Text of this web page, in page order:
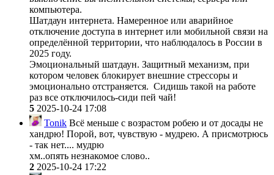
компьютера.
Шатдаун интернета. Намеренное или аварийное
отключение доступа в интернет или мобильной связи на
определённой территории, что наблюдалось в России в
2025 году.
Эмоциональный шатдаун. Защитный механизм, при
котором человек блокирует внешние стрессоры и
эмоционально отстраняется. Сидишь такой на работе
раз все отключилось-сиди пей чай!
5 2025-10-24 17:08
Tonik Всё меньше с возрастом робею и от досады не
хандрю! Порой, вот, чувствую - мудрею. А присмотрюсь
- так нет.... мудрю
хм..опять незнакомое слово..
2 2025-10-24 17:22